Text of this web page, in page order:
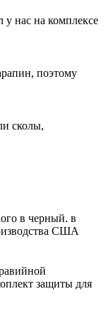
нас на комплексе
поэтому
сколы,
в черный. в
США
защиты для